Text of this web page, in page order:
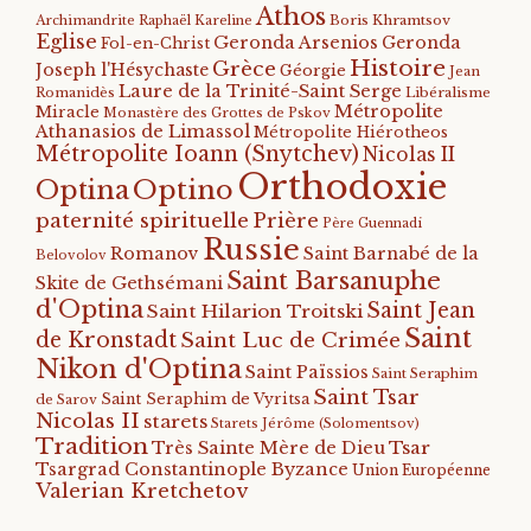
Archimandrite Raphaël Kareline Athos Boris Khramtsov
Eglise Fol-en-Christ Geronda Arsenios Geronda
Joseph l'Hésychaste Grèce Géorgie Histoire Jean
Romanidès Laure de la Trinité-Saint Serge Libéralisme
Miracle Monastère des Grottes de Pskov Métropolite
Athanasios de Limassol Métropolite Hiérotheos
Métropolite Ioann (Snytchev) Nicolas II
OptinaOptino Orthodoxie
paternité spirituelle Prière Père Guennadi
Belovolov Romanov Russie Saint Barnabé de la
Skite de Gethsémani Saint Barsanuphe
d'OptinaSaint Hilarion Troitski Saint Jean
de KronstadtSaint Luc de Crimée Saint
Nikon d'OptinaSaint Païssios Saint Seraphim
de Sarov Saint Seraphim de Vyritsa Saint Tsar
Nicolas II starets Starets Jérôme (Solomentsov)
TraditionTrès Sainte Mère de DieuTsar
Tsargrad Constantinople Byzance Union Européenne
Valerian Kretchetov